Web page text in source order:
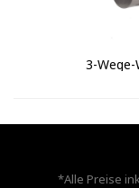
3-Wege-
*Alle Preise